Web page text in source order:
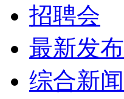
招聘会
最新发布
综合新闻